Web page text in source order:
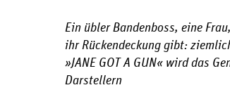
Ein übler Bandenboss, eine
ihr Rückendeckung gibt:
»JANE GOT A GUN« wird das
Darstellern